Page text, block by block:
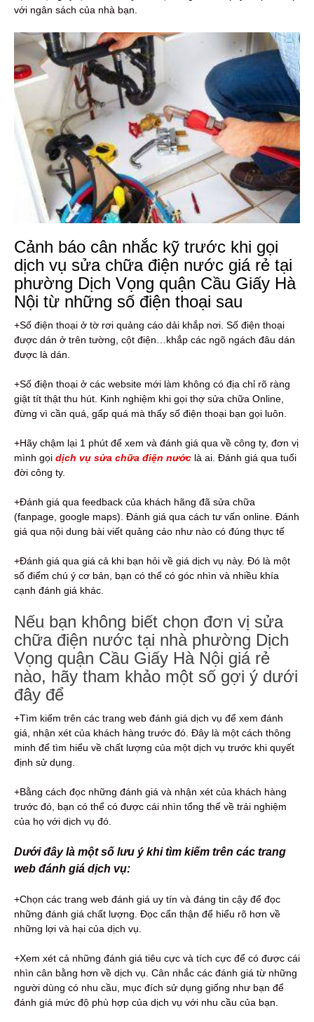
với ngân sách của nhà bạn.
Cảnh báo cân nhắc kỹ trước khi gọi
dịch vụ sửa chữa điện nước giá rẻ tại
phường Dịch Vọng quận Cầu Giấy Hà
Nội từ những số điện thoại sau
+Số điện thoại ở tờ rơi quảng cáo dải khắp nơi. Số điện thoại
được dán ở trên tường, cột điện…khắp các ngõ ngách đâu dán
được là dán.
+Số điện thoại ở các website mới làm không có địa chỉ rõ ràng
giật tít thật thu hút. Kinh nghiệm khi gọi thợ sửa chữa Online,
đừng vì cần quá, gấp quá mà thấy số điện thoại bạn gọi luôn.
+Hãy chậm lại 1 phút để xem và đánh giá qua về công ty, đơn vị
mình gọi dịch vụ sửa chữa điện nước là ai. Đánh giá qua tuổi
đời công ty.
+Đánh giá qua feedback của khách hãng đã sửa chữa
(fanpage, google maps). Đánh giá qua cách tư vấn online. Đánh
giá qua nội dung bài viết quảng cáo như nào có đúng thực tế
+Đánh giá qua giá cả khi bạn hỏi về giá dịch vụ này. Đó là một
số điểm chú ý cơ bản, bạn có thể có góc nhìn và nhiều khía
cạnh đánh giá khác.
Nếu bạn không biết chọn đơn vị sửa
chữa điện nước tại nhà phường Dịch
Vọng quận Cầu Giấy Hà Nội giá rẻ
nào, hãy tham khảo một số gợi ý dưới
đây để
+Tìm kiếm trên các trang web đánh giá dịch vụ để xem đánh
giá, nhận xét của khách hàng trước đó. Đây là một cách thông
minh để tìm hiểu về chất lượng của một dịch vụ trước khi quyết
định sử dụng.
+Bằng cách đọc những đánh giá và nhận xét của khách hàng
trước đó, bạn có thể có được cái nhìn tổng thể về trải nghiệm
của họ với dịch vụ đó.
Dưới đây là một số lưu ý khi tìm kiếm trên các trang
web đánh giá dịch vụ:
+Chọn các trang web đánh giá uy tín và đáng tin cậy để đọc
những đánh giá chất lượng. Đọc cẩn thận để hiểu rõ hơn về
những lợi và hại của dịch vụ.
+Xem xét cả những đánh giá tiêu cực và tích cực để có được cái
nhìn cân bằng hơn về dịch vụ. Cân nhắc các đánh giá từ những
người dùng có nhu cầu, mục đích sử dụng giống như bạn để
đánh giá mức độ phù hợp của dịch vụ với nhu cầu của bạn.